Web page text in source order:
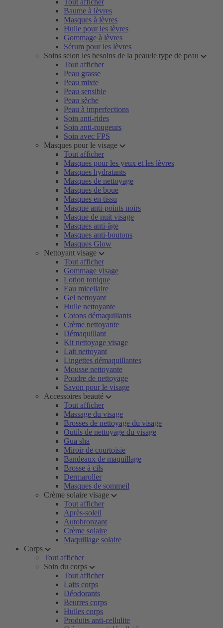
Tout afficher
Baume à lèvres
Masques à lèvres
Huile pour les lèvres
Gommage à lèvres
Sérum pour les lèvres
Soins selon les besoins de la peau/le type de peau
Tout afficher
Peau grasse
Peau mixte
Peau sensible
Peau sèche
Peau à imperfections
Soin anti-rides
Soin anti-rougeurs
Soin avec FPS
Masques pour le visage
Tout afficher
Masques pour les yeux et les lèvres
Masques hydratants
Masques de nettoyage
Masques de boue
Masques en tissu
Masque anti-points noirs
Masque de nuit visage
Masques anti-âge
Masques anti-boutons
Masques Glow
Nettoyant visage
Tout afficher
Gommage visage
Lotion tonique
Eau micellaire
Gel nettoyant
Huile nettoyante
Cotons démaquillants
Crème nettoyante
Démaquillant
Kit nettoyage visage
Lait nettoyant
Lingettes démaquillantes
Mousse nettoyante
Poudre de nettoyage
Savon pour le visage
Accessoires beauté
Tout afficher
Massage du visage
Brosses de nettoyage du visage
Outils de nettoyage du visage
Gua sha
Miroir de courtoisie
Bandeaux de maquillage
Brosse à cils
Dermaroller
Masques de sommeil
Crème solaire visage
Tout afficher
Après-soleil
Autobronzant
Crème solaire
Maquillage solaire
Corps
Tout afficher
Soin du corps
Tout afficher
Laits corps
Déodorants
Beurres corps
Huiles corps
Produits anti-cellulite